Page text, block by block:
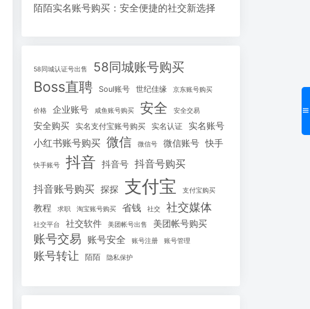
陌陌实名账号购买：安全便捷的社交新选择
58同城认证号出售 58同城账号购买
Boss直聘 Soul账号 世纪佳缘 京东账号购买
价格 企业账号 咸鱼账号购买 安全 安全交易
安全购买 实名支付宝账号购买 实名认证 实名账号
小红书账号购买 微信 微信号 微信账号 快手
快手账号 抖音 抖音号 抖音号购买
抖音账号购买 探探 支付宝 支付宝购买
教程 求职 淘宝账号购买 省钱 社交 社交媒体
社交平台 社交软件 美团帐号出售 美团帐号购买
账号交易 账号安全 账号注册 账号管理
账号转让 陌陌 隐私保护